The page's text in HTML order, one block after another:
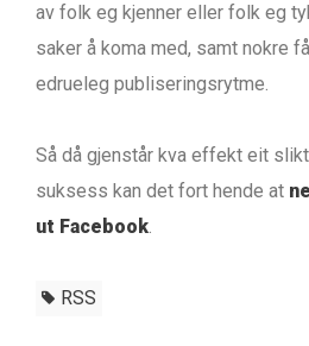
av folk eg kjenner eller folk eg
saker å koma med, samt nokre
edrueleg publiseringsrytme.
Så då gjenstår kva effekt eit
suksess kan det fort hende at
ut Facebook.
RSS